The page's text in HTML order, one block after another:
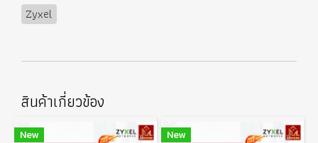
Zyxel
สินค้าเกี่ยวข้อง
New New